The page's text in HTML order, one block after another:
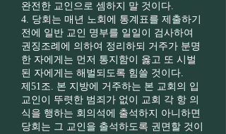
완전한 교인으로 셈하지 말 것이다.
4. 당회는 매년 노회에 통계표를 제출하기
전에 일반 교인 명부를 일일이 검사하여
권징조례에 의하여 정리하되 거주가 분명
한 자에게는 먼저 통지함이 옳고 또 시벌
된 자에게는 해벌되도록 힘쓸 것이다.
제51조. 본 지방에 거주하는 본 교회의 입
교인이 뚜렷한 범죄가 없이 교회 각 항 의
식을 행하는 회의석에 출석하지 아니하면
당회는 그 교인을 출석하도록 권면할 것이